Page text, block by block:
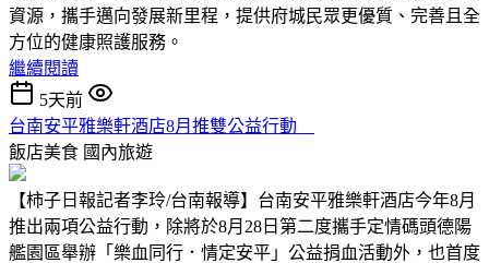
資源，攜手邁向發展新里程，提供府城民眾更優質、完善且全
方位的健康照護服務。
繼續閱讀
5天前
台南安平雅樂軒酒店8月推雙公益行動
飯店美食 國內旅遊
【柿子日報記者李玲/台南報導】台南安平雅樂軒酒店今年8月
推出兩項公益行動，除將於8月28日第二度攜手定情碼頭德陽
艦園區舉辦「樂血同行．情定安平」公益捐血活動外，也首度